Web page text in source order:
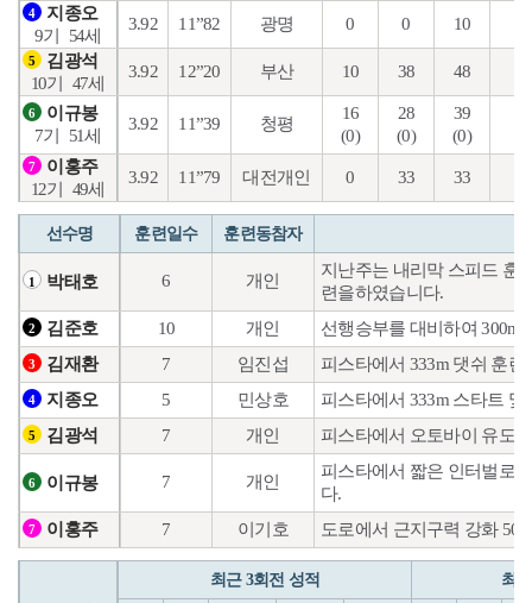
4
지종오
9기
54세
3.92 11”82 광명 0 0 10
5
김광석
10기
47세
3.92 12”20 부산 10 38 48
6
이규봉
7기
51세
3.92 11”39 청평
16
(0)
28
(0)
39
(0)
7
이홍주
12기
49세
3.92 11”79 대전개인 0 33 33
선수명 훈련일수 훈련동참자
1 박태호 6 개인
지난주는 내리막 스피드 훈
련을하였습니다.
2 김준호 10 개인 선행승부를 대비하여 300m
3 김재환 7 임진섭 피스타에서 333m 댓쉬 훈
4 지종오 5 민상호 피스타에서 333m 스타트
5 김광석 7 개인 피스타에서 오토바이 유도
6 이규봉 7 개인
피스타에서 짧은 인터벌로
다.
7 이홍주 7 이기호 도로에서 근지구력 강화
최근 3회전 성적 최